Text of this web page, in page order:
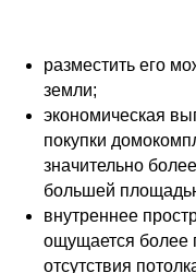
разместить его
земли;
экономическая
покупки
значительно
большей
внутреннее
ощущается более
отсутствия